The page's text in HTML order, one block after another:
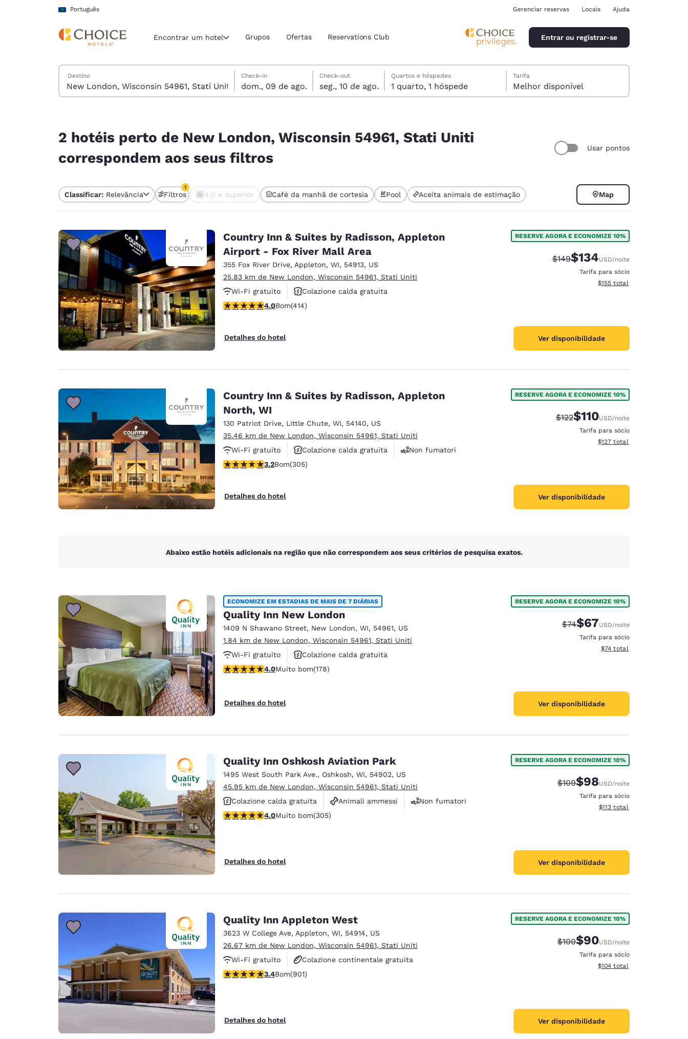
Pular Para Conteúdo Principal
Português
Região e localização atuais
Américas
United States
América Latina Latin America Canada
Canada
Español English
Europa
Deutschland
Deutsch
Germany
English
Spain
English
Ásia-Pacífico
Australia
English
India
English
Gerenciar reservas Locais Ajuda
Encontrar um hotel Grupos Ofertas Reservations Club Entrar ou registrar-se
Pesquisar hotéis
Destino
domingo, 9 de agosto
Check-in
dom., 09 de ago.
segunda-feira, 10 de agosto
Check-out
seg., 10 de ago.
segunda-feira, 10 de agosto data de check-out selecionada
domingo, 9 de agosto data do check-in selecionada
Quartos e hóspedes
1 quarto, 1 hóspede
Tarifa
Melhor disponível
2 hotéis perto de New London, Wisconsin 54961, Stati Uniti
correspondem aos seus filtros
Usar pontos
Classificar: Relevância Filtros
1
1 filtro atualmente selecionado
4,0 e superior Café da manhã de cortesia Pool Aceita animais de estimação Map
Country Inn & Suites by Radisson, Appleton
Airport - Fox River Mall Area
355 Fox River Drive, Appleton, WI, 54913, US
25.83 km de New London, Wisconsin 54961, Stati Uniti
Wi-Fi gratuito
Colazione calda gratuita
Animali ammessi
classificação 3.96 estrelas. Bom. 414 avaliações
4.0Bom(414)
Detalhes do hotel
RESERVE AGORA E ECONOMIZE 10%
Tarifa anterior “tachada”:
$149Tarifa com desconto:
$134USD/noite
Tarifa para sócio
Exibir detalhes do total
$155 total
Ver disponibilidade
Country Inn & Suites by Radisson, Appleton
North, WI
130 Patriot Drive, Little Chute, WI, 54140, US
35.46 km de New London, Wisconsin 54961, Stati Uniti
Wi-Fi gratuito
Colazione calda gratuita
Non fumatori
classificação 3.24 estrelas. Bom. 305 avaliações
3.2Bom(305)
Detalhes do hotel
RESERVE AGORA E ECONOMIZE 10%
Tarifa anterior “tachada”:
$122Tarifa com desconto:
$110USD/noite
Tarifa para sócio
Exibir detalhes do total
$127 total
Ver disponibilidade
Abaixo estão hotéis adicionais na região que não correspondem aos seus critérios de pesquisa exatos.
ECONOMIZE EM ESTADIAS DE MAIS DE 7 DIÁRIAS
Quality Inn New London
1409 N Shawano Street, New London, WI, 54961, US
1.84 km de New London, Wisconsin 54961, Stati Uniti
Wi-Fi gratuito
Colazione calda gratuita
Animali ammessi
classificação 4.03 estrelas. Muito bom. 178 avaliações
4.0Muito bom(178)
Detalhes do hotel
RESERVE AGORA E ECONOMIZE 10%
Tarifa anterior “tachada”:
$74Tarifa com desconto:
$67USD/noite
Tarifa para sócio
Exibir detalhes do total
$74 total
Ver disponibilidade
Quality Inn Oshkosh Aviation Park
1495 West South Park Ave., Oshkosh, WI, 54902, US
45.95 km de New London, Wisconsin 54961, Stati Uniti
Colazione calda gratuita
Animali ammessi
Non fumatori
classificação 4.01 estrelas. Muito bom. 305 avaliações
4.0Muito bom(305)
Detalhes do hotel
RESERVE AGORA E ECONOMIZE 10%
Tarifa anterior “tachada”:
$109Tarifa com desconto:
$98USD/noite
Tarifa para sócio
Exibir detalhes do total
$113 total
Ver disponibilidade
Quality Inn Appleton West
3623 W College Ave, Appleton, WI, 54914, US
26.67 km de New London, Wisconsin 54961, Stati Uniti
Wi-Fi gratuito
Colazione continentale gratuita
Animali ammessi
classificação 3.41 estrelas. Bom. 901 avaliações
3.4Bom(901)
Detalhes do hotel
RESERVE AGORA E ECONOMIZE 10%
Tarifa anterior “tachada”:
$100Tarifa com desconto:
$90USD/noite
Tarifa para sócio
Exibir detalhes do total
$104 total
Ver disponibilidade